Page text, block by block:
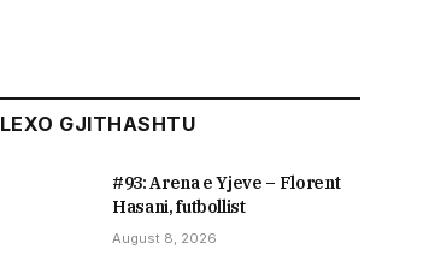
LEXO GJITHASHTU
#93: Arena e Yjeve – Florent
Hasani, futbollist
August 8, 2026